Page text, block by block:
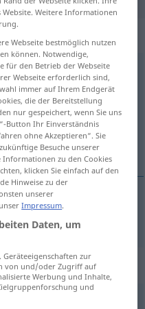
Neutrum
antippen)
Weitere Informationen
Webseite bestmöglich nutzen
können. Notwendige,
für den Betrieb der Webseite
Webseite erforderlich sind,
immer auf Ihrem Endgerät
die der Bereitstellung
nur gespeichert, wenn Sie uns
Button Ihr Einverständnis
ohne Akzeptieren“. Sie
Besuche unserer
Informationen zu den Cookies
klicken Sie einfach auf den
Hinweise zu der
unserer
Impressum.
Daten, um
zur
von und/oder Zugriff auf
Werbung und Inhalte,
und